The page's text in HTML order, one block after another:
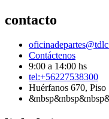
contacto
Contáctenos
9:00 a 14:00 hs
tel:+56227538300
Huérfanos 670, Piso